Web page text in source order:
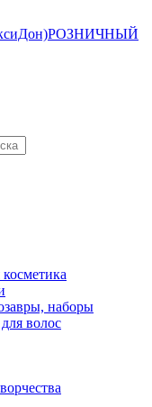
РОЗНИЧНЫЙ
наборы
волос